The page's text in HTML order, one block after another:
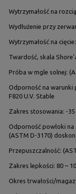
Wytrzymałość na
Wydłużenie przy
Wytrzymałość na
Twardość, skala
Próba w mgle solnej:
Odporność na warunki
F820 U.V. Stable
Zakres stosowania: -35
Odporność powłoki
(ASTM D-3170)
Przepuszczalność:
Zakres lepkości: 80 –
Okres trwałości/